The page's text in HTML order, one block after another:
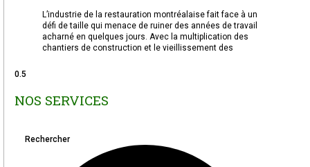
L’industrie de la restauration montréalaise fait face à un
défi de taille qui menace de ruiner des années de travail
acharné en quelques jours. Avec la multiplication des
chantiers de construction et le vieillissement des
NOS SERVICES
Rechercher